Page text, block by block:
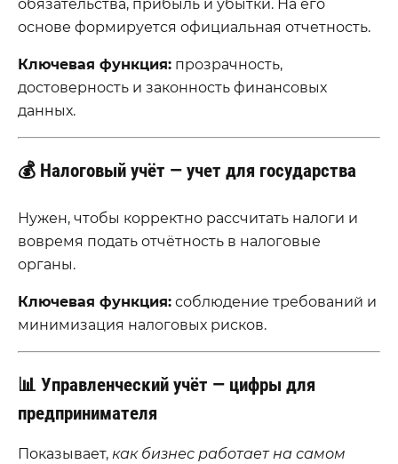
обязательства, прибыль и убытки. На его
основе формируется официальная отчетность.
Ключевая функция: прозрачность,
достоверность и законность финансовых
данных.
💰 Налоговый учёт — учет для государства
Нужен, чтобы корректно рассчитать налоги и
вовремя подать отчётность в налоговые
органы.
Ключевая функция: соблюдение требований и
минимизация налоговых рисков.
📊 Управленческий учёт — цифры для
предпринимателя
Показывает, как бизнес работает на самом